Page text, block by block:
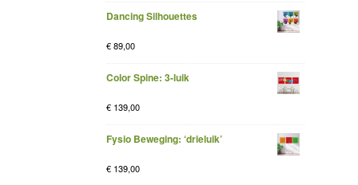
Dancing Silhouettes
€89,00
Color Spine: 3-luik
€139,00
Fysio Beweging: ‘drieluik’
€139,00